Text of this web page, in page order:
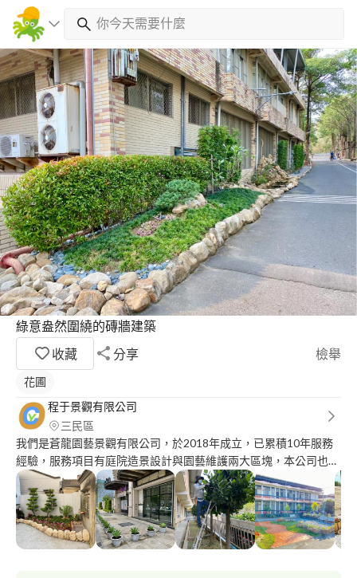
綠意盎然圍繞的磚牆建築
收藏
分享 檢舉
花圃
程于景觀有限公司
三民區
我們是蒼龍園藝景觀有限公司，於2018年成立，已累積10年服務
經驗，服務項目有庭院造景設計與園藝維護兩大區塊，本公司也具
備國家園藝（丙）級與造園景觀（乙級）證照，能提供您專業的園
藝景觀服務。